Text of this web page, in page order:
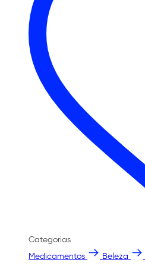
Categorias
Medicamentos
Beleza